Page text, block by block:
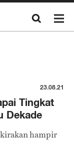
23.08.21
Tingkat
Dekade
hampir